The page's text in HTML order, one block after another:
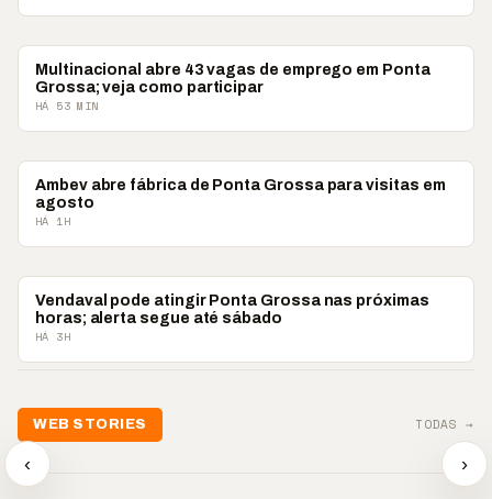
PONTA GROSSA
Multinacional abre 43 vagas de emprego em Ponta
Grossa; veja como participar
HÁ 53 MIN
PONTA GROSSA
Ambev abre fábrica de Ponta Grossa para visitas em
agosto
HÁ 1H
PONTA GROSSA
Vendaval pode atingir Ponta Grossa nas próximas
horas; alerta segue até sábado
HÁ 3H
WEB STORIES TODAS →
‹
📢💜 Agosto Lilás
reforça combate à
violência contra a
mulher
📢 Noite
chega
oração
›